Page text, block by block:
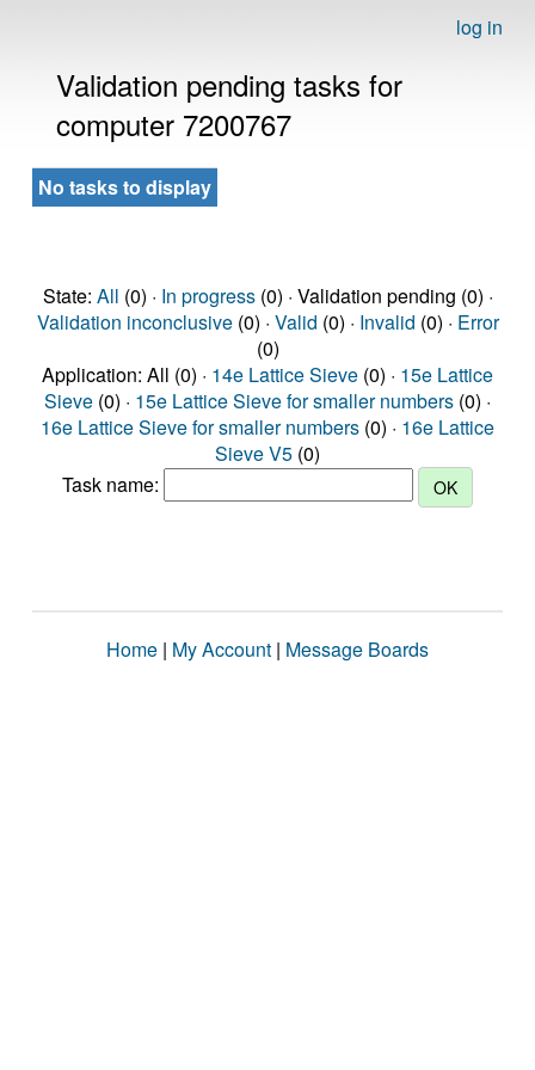
log in
Validation pending tasks for
computer 7200767
No tasks to display
State: All (0) · In progress(0) · Validation pending (0) ·
Validation inconclusive(0) · Valid (0) · Invalid (0) · Error
(0)
Application: All (0) · 14e Lattice Sieve (0) · 15e Lattice
Sieve (0) · 15e Lattice Sieve for smaller numbers (0) ·
16e Lattice Sieve for smaller numbers (0) · 16e Lattice
Sieve V5 (0)
Task name:
Home | My Account | Message Boards